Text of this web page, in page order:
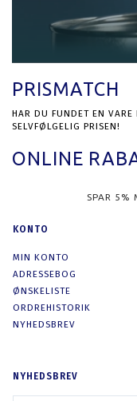
PRISMATCH
HAR DU FUNDET EN VARE
SELVFØLGELIG PRISEN!
ONLINE
SPAR 5%
KONTO
MIN KONTO
ADRESSEBOG
ØNSKELISTE
ORDREHISTORIK
NYHEDSBREV
NYHEDSBREV